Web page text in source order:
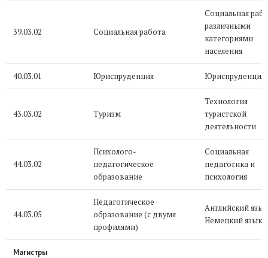
39.03.02 Социальная работа
Социальная
различными
категориями
населения
40.03.01 Юриспруденция Юриспруденция
43.03.02 Туризм
Технология
туристской
деятельности
44.03.02
Психолого-
педагогическое
образование
Социальная
педагогика и
психология
44.03.05
Педагогическое
образование (с двумя
профилями)
Английский
Немецкий язык
Магистры